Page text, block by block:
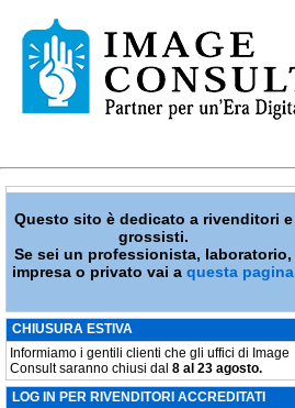
Questo sito è dedicato a rivenditori e
grossisti.
Se sei un professionista, laboratorio,
impresa o privato vai aquesta pagina
CHIUSURA ESTIVA
Informiamo i gentili clienti che gli uffici di Image
Consult saranno chiusi dal 8 al 23 agosto.
LOG IN PER RIVENDITORI ACCREDITATI